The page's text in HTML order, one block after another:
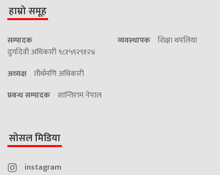
हाम्रो समूह
सम्पादक
दुर्गादेवी अधिकारी ९८१५९२९१२४
व्यवस्थापक शिक्षा थपलिया
अध्यक्ष तीर्थमणि अधिकारी
प्रबन्ध सम्पादक शान्तिराम नेपाल
सोसल मिडिया
instagram